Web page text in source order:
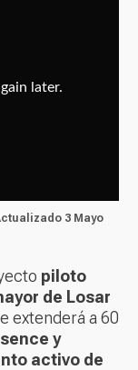
3 Mayo
piloto
de Losar
extenderá a 60
y
activo de